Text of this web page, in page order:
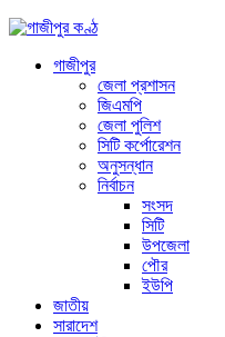
গাজীপুর
জেলা প্রশাসন
জিএমপি
জেলা পুলিশ
সিটি কর্পোরেশন
অনুসন্ধান
নির্বাচন
সংসদ
সিটি
উপজেলা
পৌর
ইউপি
জাতীয়
সারাদেশ